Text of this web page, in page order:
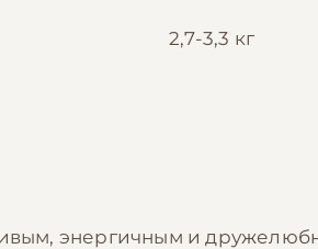
2,7-3,3 кг
энергичным и